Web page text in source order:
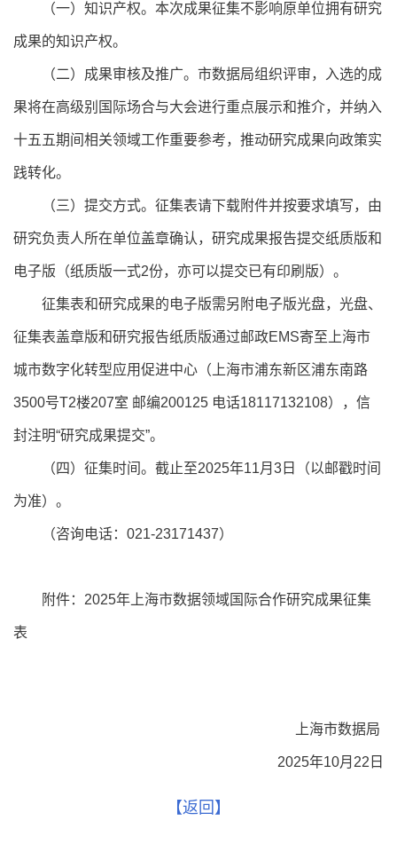
（一）知识产权。本次成果征集不影响原单位拥有研究
成果的知识产权。
（二）成果审核及推广。市数据局组织评审，入选的成
果将在高级别国际场合与大会进行重点展示和推介，并纳入
十五五期间相关领域工作重要参考，推动研究成果向政策实
践转化。
（三）提交方式。征集表请下载附件并按要求填写，由
研究负责人所在单位盖章确认，研究成果报告提交纸质版和
电子版（纸质版一式2份，亦可以提交已有印刷版）。
征集表和研究成果的电子版需另附电子版光盘，光盘、
征集表盖章版和研究报告纸质版通过邮政EMS寄至上海市
城市数字化转型应用促进中心（上海市浦东新区浦东南路
3500号T2楼207室 邮编200125 电话18117132108），信
封注明“研究成果提交”。
（四）征集时间。截止至2025年11月3日（以邮戳时间
为准）。
（咨询电话：021-23171437）
附件：2025年上海市数据领域国际合作研究成果征集
表
上海市数据局
2025年10月22日
【返回】